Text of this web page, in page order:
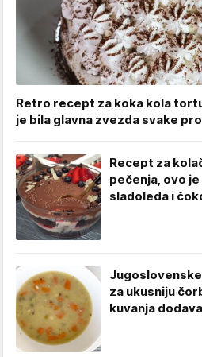
Retro recept za koka kola
je bila glavna zvezda svake
Recept za
pečenja, ovo
sladoleda i
za ukusniju
kuvanja